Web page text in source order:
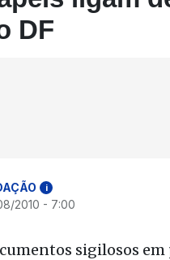
DF
i
2010 - 7:00
sigilosos em